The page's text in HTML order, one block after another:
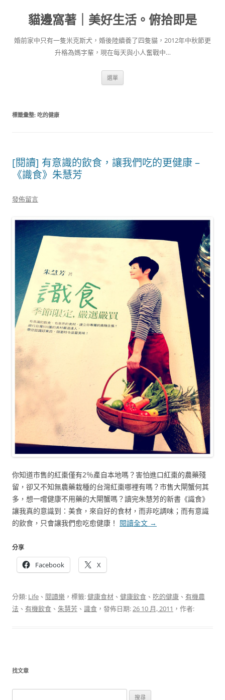
容
貓邊窩著｜美好生活。俯拾即是
婚前家中只有一隻米克斯犬，婚後陸續養了四隻貓，2012年中秋節更
升格為媽字輩，現在每天與小人奮戰中…
選單
標籤彙整: 吃的健康
[閱讀] 有意識的飲食，讓我們吃的更健康 –
《識食》朱慧芳
發佈留言
你知道市售的紅棗僅有2％產自本地嗎？害怕進口紅棗的農藥殘
留，卻又不知無農藥栽種的台灣紅棗哪裡有嗎？市售大閘蟹何其
多，想一嚐健康不用藥的大閘蟹嗎？讀完朱慧芳的新書《識食》
讓我真的意識到：美食，來自好的食材，而非吃調味；而有意識
的飲食，只會讓我們愈吃愈健康！ 閱讀全文 →
分享
Facebook X
分類: Life 、 閱讀樂 ，標籤:健康食材 、 健康飲食 、 吃的健康 、 有機農
法 、 有機飲食 、 朱慧芳 、 識食 ，發佈日期:26 10 月, 2011 ，作者:
找文章